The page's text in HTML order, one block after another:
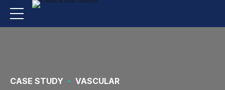
CASE STUDY VASCULAR